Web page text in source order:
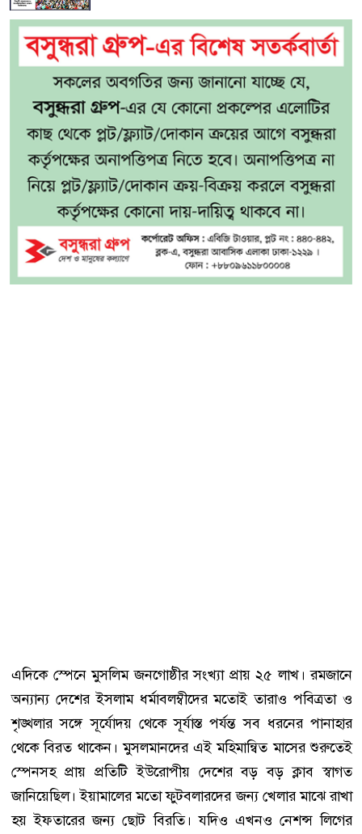
এদিকে স্পেনে মুসলিম জনগোষ্ঠীর সংখ্যা প্রায় ২৫ লাখ। রমজানে
অন্যান্য দেশের ইসলাম ধর্মাবলম্বীদের মতোই তারাও পবিত্রতা ও
শৃঙ্খলার সঙ্গে সূর্যোদয় থেকে সূর্যাস্ত পর্যন্ত সব ধরনের পানাহার
থেকে বিরত থাকেন। মুসলমানদের এই মহিমান্বিত মাসের শুরুতেই
স্পেনসহ প্রায় প্রতিটি ইউরোপীয় দেশের বড় বড় ক্লাব স্বাগত
জানিয়েছিল। ইয়ামালের মতো ফুটবলারদের জন্য খেলার মাঝে রাখা
হয় ইফতারের জন্য ছোট বিরতি। যদিও এখনও নেশন্স লিগের